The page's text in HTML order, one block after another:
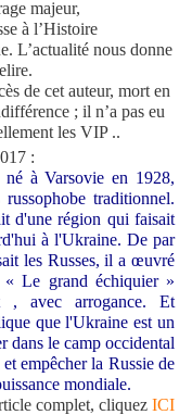
majeur,
à l’Histoire
L’actualité nous donne
de cet auteur, mort en
; il n’a pas eu
les VIP ..
:
à Varsovie en 1928,
traditionnel.
d'une région qui faisait
à l'Ukraine. De par
les Russes, il a œuvré
Le grand échiquier »
, avec arrogance. Et
que l'Ukraine est un
dans le camp occidental
empêcher la Russie de
mondiale.
complet, cliquez ICI